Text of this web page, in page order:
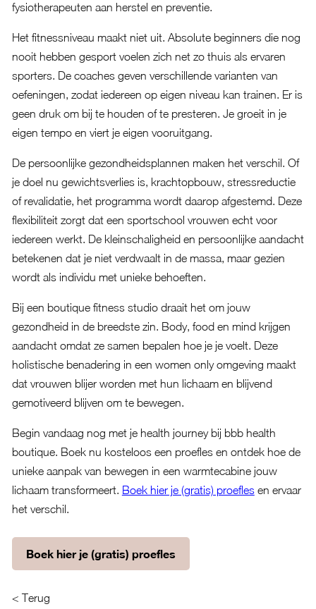
fysiotherapeuten aan herstel en preventie.
Het fitnessniveau maakt niet uit. Absolute beginners die nog
nooit hebben gesport voelen zich net zo thuis als ervaren
sporters. De coaches geven verschillende varianten van
oefeningen, zodat iedereen op eigen niveau kan trainen. Er is
geen druk om bij te houden of te presteren. Je groeit in je
eigen tempo en viert je eigen vooruitgang.
De persoonlijke gezondheidsplannen maken het verschil. Of
je doel nu gewichtsverlies is, krachtopbouw, stressreductie
of revalidatie, het programma wordt daarop afgestemd. Deze
flexibiliteit zorgt dat een sportschool vrouwen echt voor
iedereen werkt. De kleinschaligheid en persoonlijke aandacht
betekenen dat je niet verdwaalt in de massa, maar gezien
wordt als individu met unieke behoeften.
Bij een boutique fitness studio draait het om jouw
gezondheid in de breedste zin. Body, food en mind krijgen
aandacht omdat ze samen bepalen hoe je je voelt. Deze
holistische benadering in een women only omgeving maakt
dat vrouwen blijer worden met hun lichaam en blijvend
gemotiveerd blijven om te bewegen.
Begin vandaag nog met je health journey bij bbb health
boutique. Boek nu kosteloos een proefles en ontdek hoe de
unieke aanpak van bewegen in een warmtecabine jouw
lichaam transformeert. Boek hier je (gratis) proeflesen ervaar
het verschil.
Boek hier je (gratis) proefles
< Terug